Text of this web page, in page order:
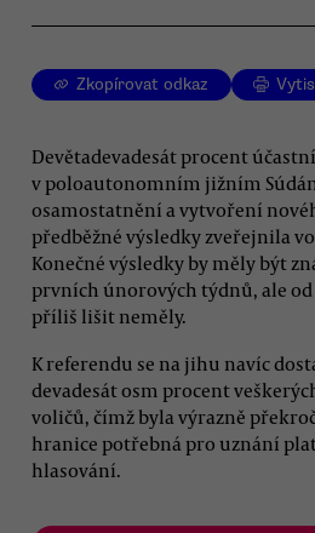
Zkopírovat odkaz
Devětadevadesát procent
v poloautonomním jižním
osamostatnění a vytvoření
předběžné výsledky zveřejnila
Konečné výsledky by měly být
prvních únorových týdnů, ale od
příliš lišit neměly.
K referendu se na jihu navíc
devadesát osm procent
voličů, čímž byla výrazně
hranice potřebná pro uznání
hlasování.